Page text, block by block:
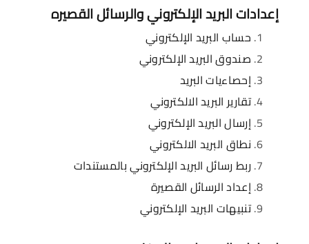
إعدادات البريد الإلكتروني والرسائل القصيره
حساب البريد الإلكتروني
صندوق البريد الإلكتروني
إحصاءيات البريد
تقارير البريد الالكتروني
إرسال البريد الإلكتروني
نطاق البريد الالكتروني
ربط رسائل البريد الإلكتروني بالمستندات
إعداد الرسائل القصيرة
تنبيهات البريد الإلكتروني